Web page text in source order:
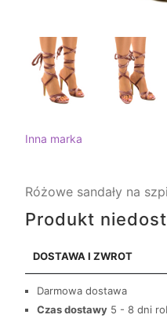
Inna marka
Różowe sandały na
Produkt
DOSTAWA I ZWROT
Darmowa dostawa
Czas dostawy 5 - 8 dni